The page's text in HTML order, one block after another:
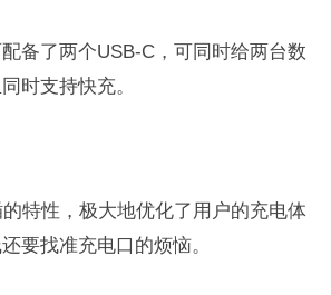
备了两个USB-C，可同时给两台数
时支持快充。
特性，极大地优化了用户的充电体
要找准充电口的烦恼。